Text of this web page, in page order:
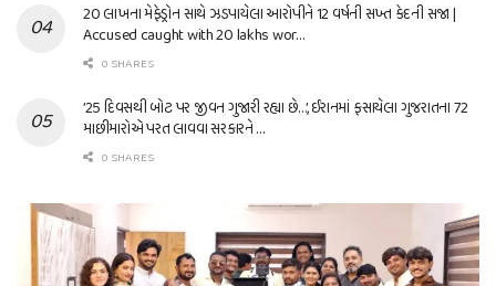
20 લાખના મેફેડ્રોન સાથે ઝડપાયેલા આરોપીને 12 વર્ષની સખ્ત કેદની સજા |
Accused caught with 20 lakhs wor…
0 SHARES
’25 દિવસથી બોટ પર જીવન ગુજારી રહ્યા છે…’, ઈરાનમાં ફસાયેલા ગુજરાતના 72
માછીમારોએ પરત લાવવા સરકારને …
0 SHARES